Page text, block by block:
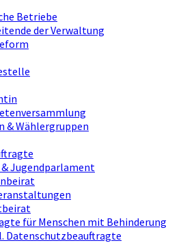
Betriebe
der Verwaltung
& Wählergruppen
Jugendparlament
für Menschen mit Behinderung
Datenschutzbeauftragte